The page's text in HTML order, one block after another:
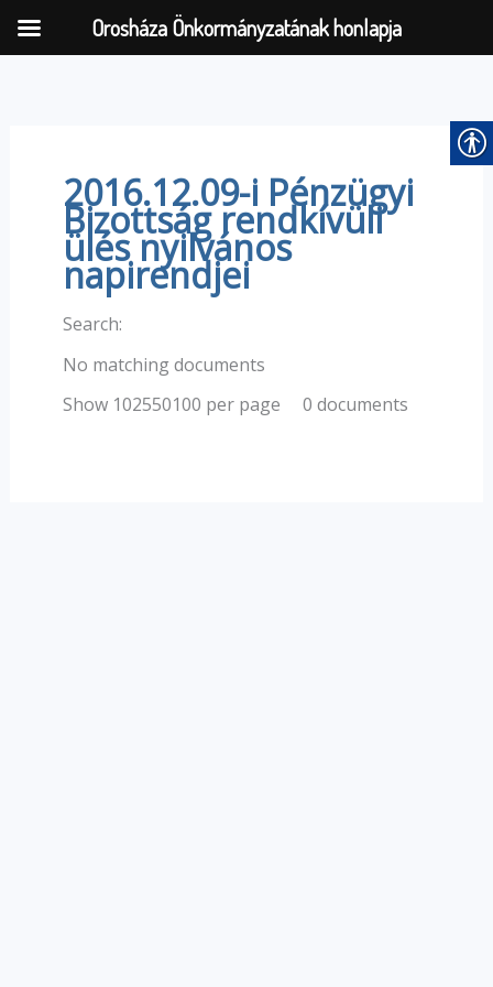
2016.12.09-i Pénzügyi
Bizottság rendkívüli
ülés nyilvános
napirendjei
Search:
No matching documents
Show 102550100 per page
0 documents
Orosháza Önkormányzatának honlapja